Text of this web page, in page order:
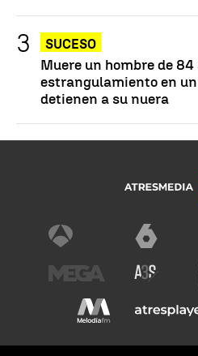
SUCESO
Muere un hombre de 84
estrangulamiento en
detienen a su nuera